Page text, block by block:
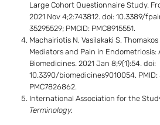
Large Cohort Questionnaire Study.
2021 Nov 4;2:743812. doi: 10.3389/
35295529; PMCID: PMC8915551.
Machairiotis N, Vasilakaki S,
Mediators and Pain in Endometriosis:
Biomedicines. 2021 Jan 8;9(1):54. doi:
10.3390/biomedicines9010054. PMID:
PMC7826862.
International Association for the
Terminology.